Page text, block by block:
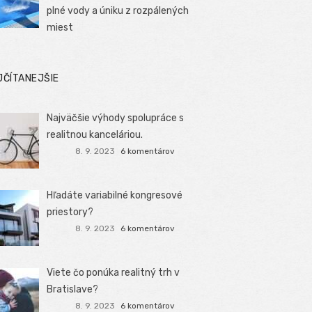
plné vody a úniku z rozpálených
miest
Najväčšie výhody spolupráce s
realitnou kanceláriou.
8. 9. 2023 6 komentárov
Hľadáte variabilné kongresové
priestory?
8. 9. 2023 6 komentárov
Viete čo ponúka realitný trh v
Bratislave?
8. 9. 2023 6 komentárov